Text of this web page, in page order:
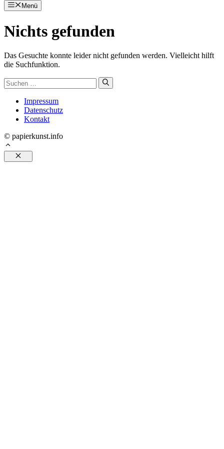
Zum
springen
Menü
Nichts gefunden
Das Gesuchte konnte leider nicht gefunden werden. Vielleicht hilft
die Suchfunktion.
Suchen
nach:
Impressum
Datenschutz
Kontakt
© papierkunst.info
Schließen